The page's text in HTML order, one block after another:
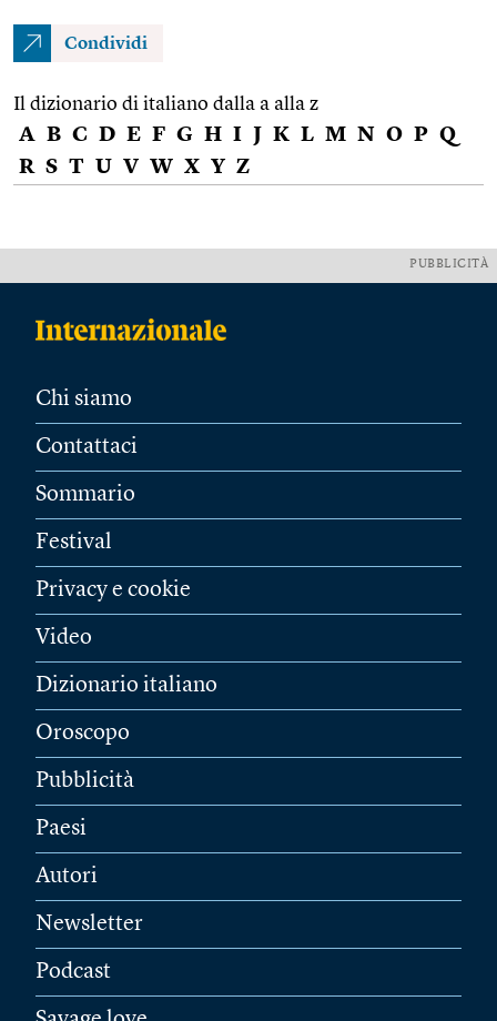
Condividi
Il dizionario di italiano dalla a alla z
A B C D E F G H I J K L M N O P Q
R S T U V W X Y Z
PUBBLICITÀ
Chi siamo
Contattaci
Sommario
Festival
Privacy e cookie
Video
Dizionario italiano
Oroscopo
Pubblicità
Paesi
Autori
Newsletter
Podcast